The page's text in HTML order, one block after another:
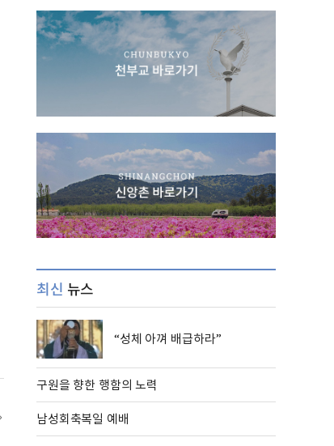
최신 뉴스
“성체 아껴 배급하라”
구원을 향한 행함의 노력
남성회축복일 예배